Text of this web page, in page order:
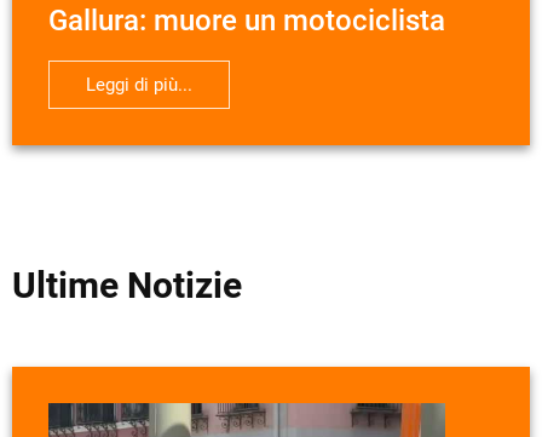
Gallura: muore un motociclista
Leggi di più...
Ultime Notizie